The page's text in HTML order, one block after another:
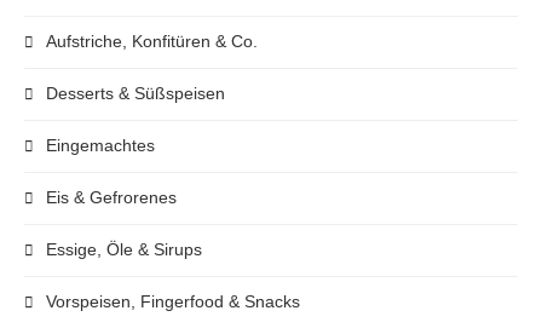
Aufstriche, Konfitüren & Co.
Desserts & Süßspeisen
Eingemachtes
Eis & Gefrorenes
Essige, Öle & Sirups
Vorspeisen, Fingerfood & Snacks